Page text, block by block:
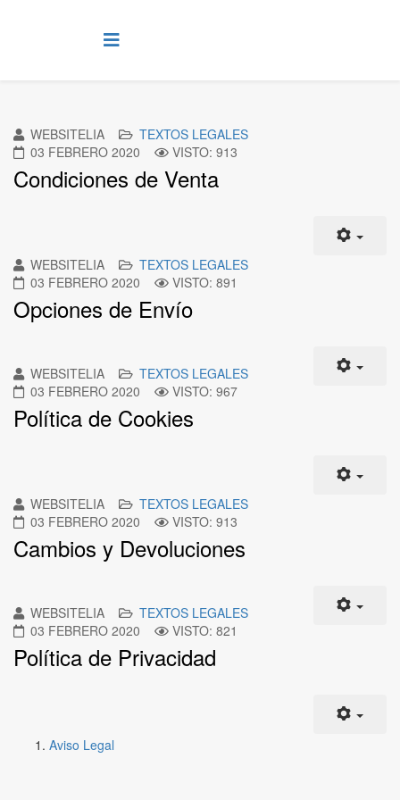
WEBSITELIA
TEXTOS LEGALES
03 FEBRERO 2020
VISTO: 913
Condiciones de Venta
WEBSITELIA
TEXTOS LEGALES
03 FEBRERO 2020
VISTO: 891
Opciones de Envío
WEBSITELIA
TEXTOS LEGALES
03 FEBRERO 2020
VISTO: 967
Política de Cookies
WEBSITELIA
TEXTOS LEGALES
03 FEBRERO 2020
VISTO: 913
Cambios y Devoluciones
WEBSITELIA
TEXTOS LEGALES
03 FEBRERO 2020
VISTO: 821
Política de Privacidad
Aviso Legal